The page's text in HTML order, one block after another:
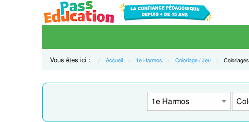
Vous êtes ici : Accueil 1e Harmos Coloriage / Jeu Current:
Coloriages